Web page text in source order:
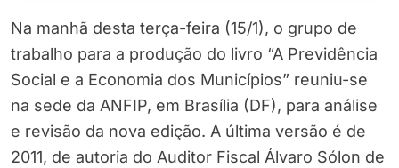
Na manhã desta terça-feira (15/1), o grupo de
trabalho para a produção do livro “A Previdência
Social e a Economia dos Municípios” reuniu-se
na sede da ANFIP, em Brasília (DF), para análise
e revisão da nova edição. A última versão é de
2011, de autoria do Auditor Fiscal Álvaro Sólon de